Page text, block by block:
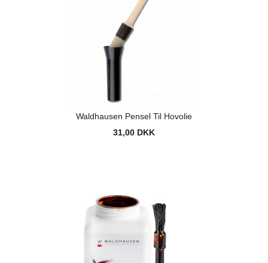
Waldhausen Pensel Til Hovolie
31,00 DKK